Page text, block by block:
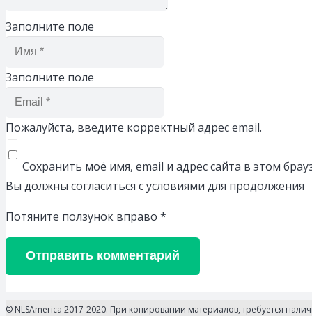
Заполните поле
Заполните поле
Пожалуйста, введите корректный адрес email.
Сохранить моё имя, email и адрес сайта в этом
Вы должны согласиться с условиями для продолжения
Потяните ползунок вправо *
Отправить комментарий
© NLSAmerica 2017-2020. При копировании материалов, требуется